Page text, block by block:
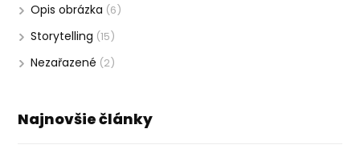
Opis obrázka (6)
Storytelling (15)
Nezařazené (2)
Najnovšie články